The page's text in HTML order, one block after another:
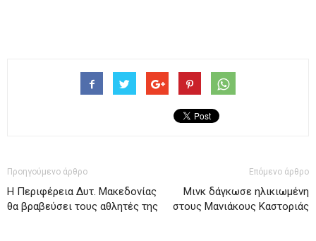
Προηγούμενο άρθρο
Η Περιφέρεια Δυτ. Μακεδονίας
θα βραβεύσει τους αθλητές της
Επόμενο άρθρο
Μινκ δάγκωσε ηλικιωμένη
στους Μανιάκους Καστοριάς